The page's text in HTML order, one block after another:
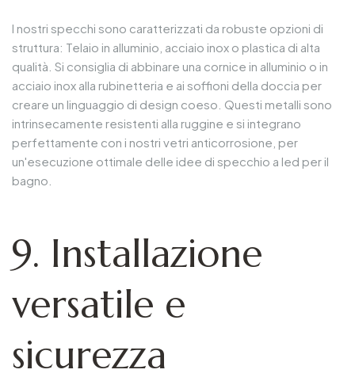
I nostri specchi sono caratterizzati da robuste opzioni di
struttura: Telaio in alluminio, acciaio inox o plastica di alta
qualità. Si consiglia di abbinare una cornice in alluminio o in
acciaio inox alla rubinetteria e ai soffioni della doccia per
creare un linguaggio di design coeso. Questi metalli sono
intrinsecamente resistenti alla ruggine e si integrano
perfettamente con i nostri vetri anticorrosione, per
un'esecuzione ottimale delle idee di specchio a led per il
bagno.
9. Installazione
versatile e
sicurezza